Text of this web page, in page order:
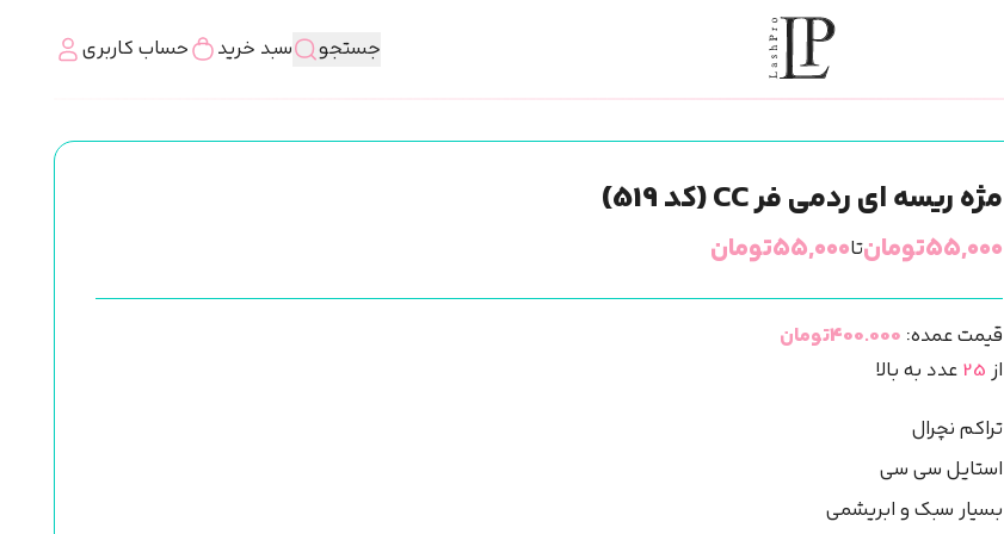
جستجو سبد خرید حساب کاربری
مژه ریسه ای ردمی فر CC (کد 519)
۵۵,۰۰۰تومانتا۵۵,۰۰۰تومان
قیمت عمده: 400.000تومان
از25عدد به بالا
تراکم نچرال
استایل سی سی
بسیار سبک و ابریشمی